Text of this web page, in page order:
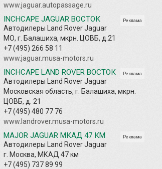
www.jaguar.autopassage.ru
Реклама
INCHCAPE JAGUAR ВОСТОК
Автодилеры Land Rover Jaguar
МО, г. Балашиха, мкрн. ЦОВБ, д.21
+7 (495) 266 58 11
www.jaguar.musa-motors.ru
Реклама
INCHCAPE LAND ROVER ВОСТОК
Автодилеры Land Rover Jaguar
Московская область, г. Балашиха, мкрн.
ЦОВБ, д. 21
+7 (495) 480 77 76
www.landrover.musa-motors.ru
Реклама
MAJOR JAGUAR МКАД 47 КМ
Автодилеры Land Rover Jaguar
г. Москва, МКАД 47 км
+7 (495) 737 89 99